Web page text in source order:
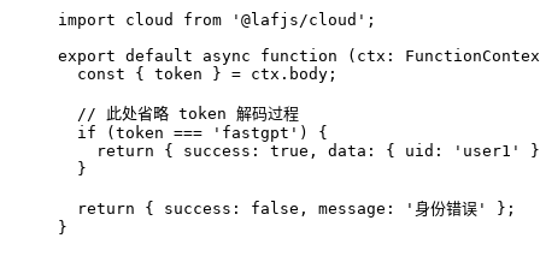
import cloud from '@lafjs/cloud' ;
export default async function ( ctx :
  const
{ token } = ctx.body;
  // 此处省略 token 解码过程
  if
(token === 'fastgpt' ) {
    return
{ success: true , data: { uid: 'user1'
  }
  return
{ success: false , message: '身份错误'
};
}